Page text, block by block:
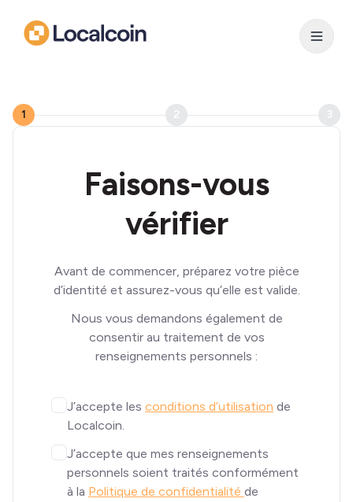
1 2 3
Faisons-vous
vérifier
Avant de commencer, préparez votre pièce
d’identité et assurez-vous qu’elle est valide.
Nous vous demandons également de
consentir au traitement de vos
renseignements personnels :
J’accepte les conditions d’utilisation de
Localcoin.
J’accepte que mes renseignements
personnels soient traités conformément
à la Politique de confidentialité de